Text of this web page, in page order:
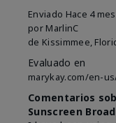
Enviado Hace 4
por MarlinC
de Kissimmee,
Evaluado en
marykay.com/en-
Comentarios
Sunscreen